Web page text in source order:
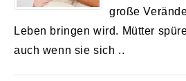
große
Leben bringen wird. Mütter
auch wenn sie sich ..